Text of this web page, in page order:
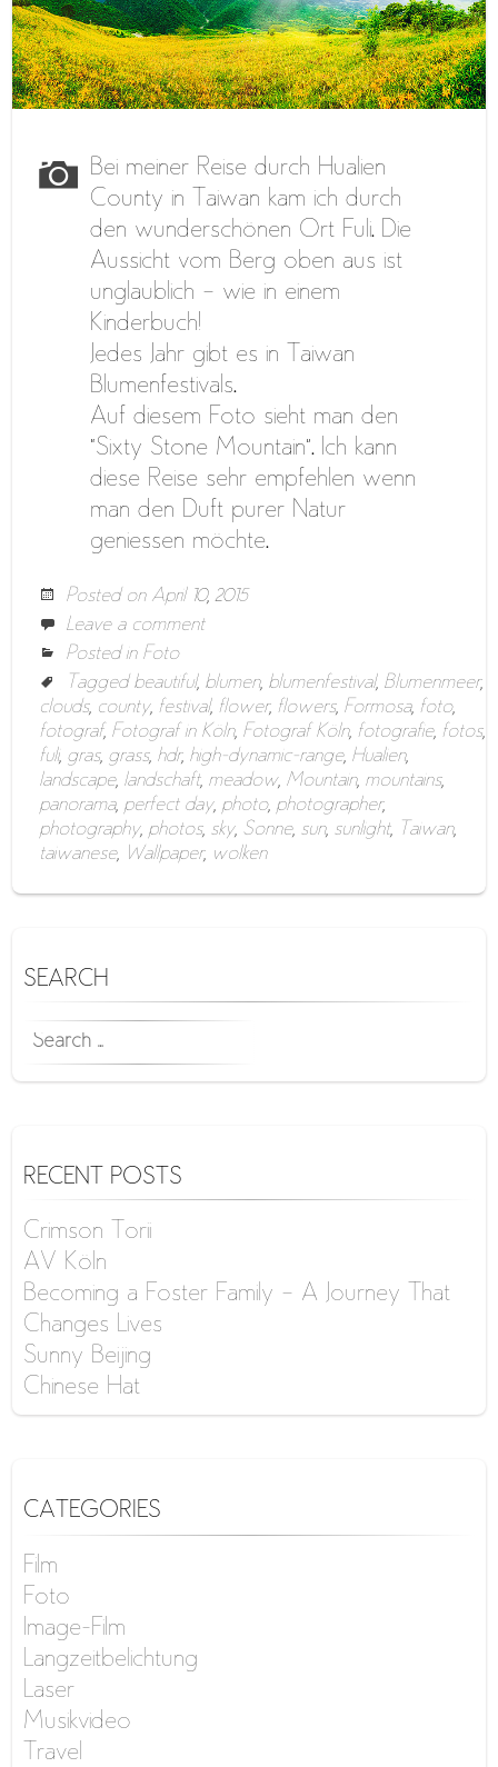
Bei meiner Reise durch Hualien
County in Taiwan kam ich durch
den wunderschönen Ort Fuli. Die
Aussicht vom Berg oben aus ist
unglaublich – wie in einem
Kinderbuch!
Jedes Jahr gibt es in Taiwan
Blumenfestivals.
Auf diesem Foto sieht man den
“Sixty Stone Mountain”. Ich kann
diese Reise sehr empfehlen wenn
man den Duft purer Natur
geniessen möchte.
Posted on April 10, 2015
Leave a comment
Posted in Foto
Tagged beautiful, blumen, blumenfestival, Blumenmeer,
clouds, county, festival, flower, flowers, Formosa, foto,
fotograf, Fotograf in Köln, Fotograf Köln, fotografie, fotos,
fuli, gras, grass, hdr, high-dynamic-range, Hualien,
landscape, landschaft, meadow, Mountain, mountains,
panorama, perfect day, photo, photographer,
photography, photos, sky, Sonne, sun, sunlight, Taiwan,
taiwanese, Wallpaper, wolken
SEARCH
SEARCH
FOR:
RECENT POSTS
Crimson Torii
AV Köln
Becoming a Foster Family – A Journey That
Changes Lives
Sunny Beijing
Chinese Hat
CATEGORIES
Film
Foto
Image-Film
Langzeitbelichtung
Laser
Musikvideo
Travel